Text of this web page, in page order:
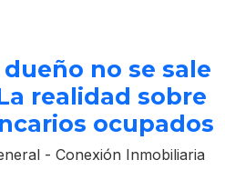
no se sale
realidad sobre
ocupados
- Conexión Inmobiliaria